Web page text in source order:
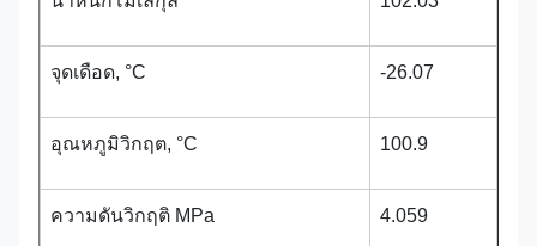
จุดเดือด, °C -26.07
อุณหภูมิวิกฤต, °C 100.9
ความดันวิกฤติ MPa 4.059